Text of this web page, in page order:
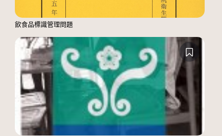
飲食品標識管理問題